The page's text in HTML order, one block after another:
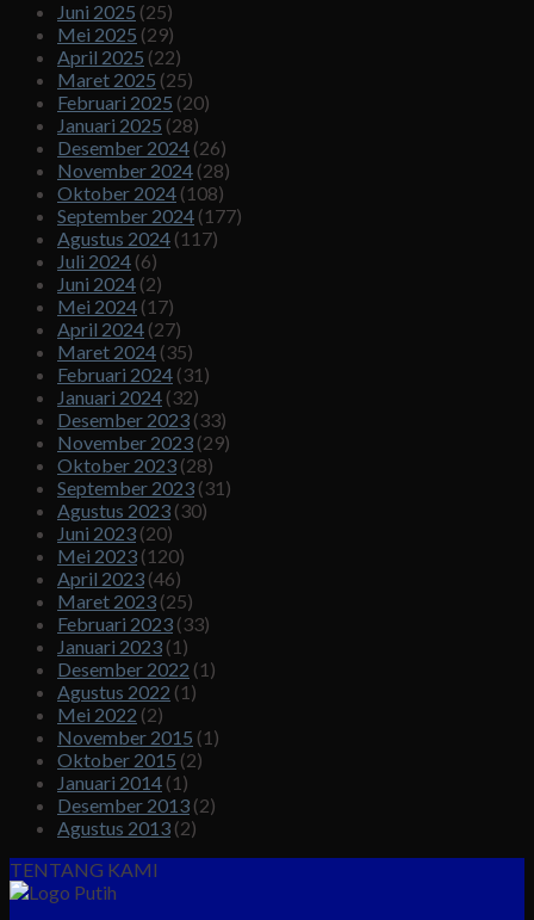
Juni 2025 (25)
Mei 2025 (29)
April 2025 (22)
Maret 2025 (25)
Februari 2025 (20)
Januari 2025 (28)
Desember 2024 (26)
November 2024 (28)
Oktober 2024 (108)
September 2024 (177)
Agustus 2024 (117)
Juli 2024 (6)
Juni 2024 (2)
Mei 2024 (17)
April 2024 (27)
Maret 2024 (35)
Februari 2024 (31)
Januari 2024 (32)
Desember 2023 (33)
November 2023 (29)
Oktober 2023 (28)
September 2023 (31)
Agustus 2023 (30)
Juni 2023 (20)
Mei 2023 (120)
April 2023 (46)
Maret 2023 (25)
Februari 2023 (33)
Januari 2023 (1)
Desember 2022 (1)
Agustus 2022 (1)
Mei 2022 (2)
November 2015 (1)
Oktober 2015 (2)
Januari 2014 (1)
Desember 2013 (2)
Agustus 2013 (2)
TENTANG KAMI